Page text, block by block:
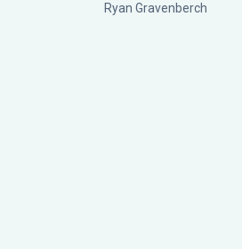
Ryan Gravenberch